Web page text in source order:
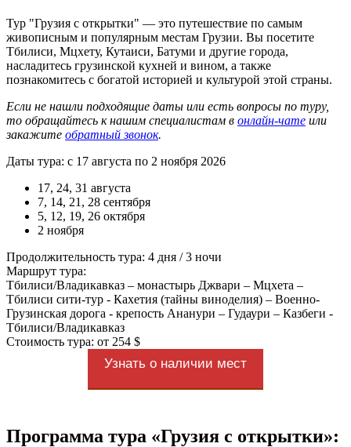
Тур "Грузия с открытки" — это путешествие по самым
живописным и популярным местам Грузии. Вы посетите
Тбилиси, Мцхету, Кутаиси, Батуми и другие города,
насладитесь грузинской кухней и вином, а также
познакомитесь с богатой историей и культурой этой страны.
Если не нашли подходящие даты или есть вопросы по туру,
то обращайтесь к нашим специалистам в онлайн-чате или
закажите обратный звонок.
Даты тура: с 17 августа по 2 ноября 2026
17, 24, 31 августа
7, 14, 21, 28 сентября
5, 12, 19, 26 октября
2 ноября
Продолжительность тура: 4 дня / 3 ночи
Маршрут тура:
Тбилиси/Владикавказ – монастырь Джвари – Мцхета –
Тбилиси сити-тур - Кахетия (тайны виноделия) – Военно-
Грузинская дорога - крепость Ананури – Гудаури – Казбеги -
Тбилиси/Владикавказ
Стоимость тура: от 254 $
Узнать о наличии мест
Программа тура «Грузия с открытки»: